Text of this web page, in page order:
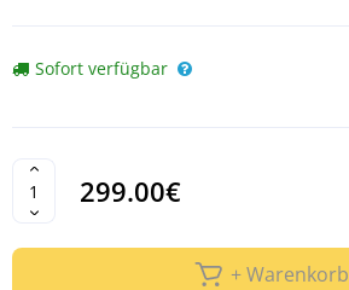
Sofort verfügbar
299.00€
+ Warenkorb